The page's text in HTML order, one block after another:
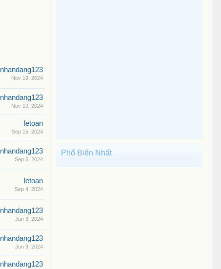
nhandang123
Nov 19, 2024
nhandang123
Nov 19, 2024
letoan
Sep 15, 2024
nhandang123
Sep 5, 2024
letoan
Sep 4, 2024
nhandang123
Jun 3, 2024
nhandang123
Jun 3, 2024
nhandang123
Phổ Biến Nhất